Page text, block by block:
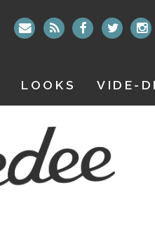
LOOKS VIDE-